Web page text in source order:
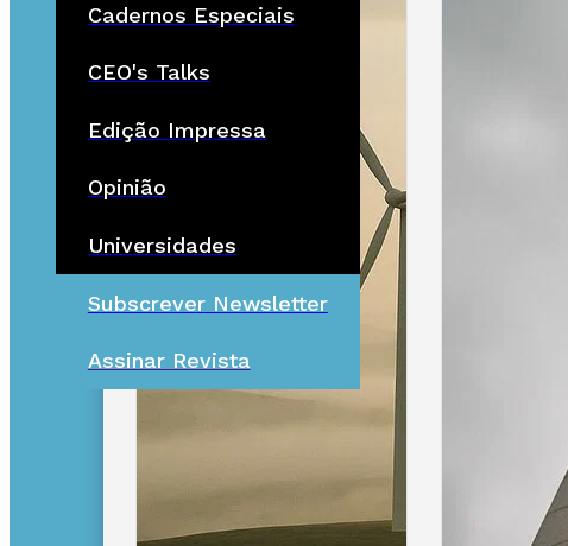
Cadernos Especiais
CEO's Talks
Edição Impressa
Opinião
Universidades
Subscrever Newsletter
Assinar Revista